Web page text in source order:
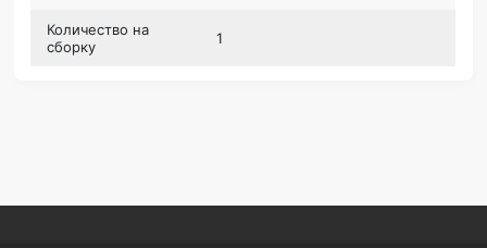
Количество на
сборку
1